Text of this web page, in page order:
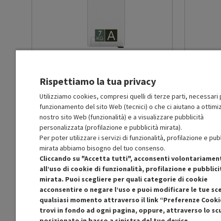
Classe efficienza centrifuga
Capacità di carico lavaggio
max (Kg)
6
Consumo energetico 60° pieno
carico (kWh)
0.42
Consumo energetico modo
'left-on' (W)
0.5
Consumo energetico modo
spento (W)
0.5
BUONO
R: Confezione non originale integra
O : Accessori principali presenti
: Estetica prodotto buona
N: Prodotto funzionante
Prodotto Nuovo 898.57 -15%
Ricondizionato 763.78
Aggiungi al carrello
R :
O:
Rispettiamo la tua privacy
Utilizziamo cookies, compresi quelli di terze parti, necessari
funzionamento del sito Web (tecnici) o che ci aiutano a
nostro sito Web (funzionalità) e a visualizzare pubblicità
personalizzata (profilazione e pubblicità mirata).
Per poter utilizzare i servizi di funzionalità, profilazione e
mirata abbiamo bisogno del tuo consenso.
Cliccando su "Accetta tutti", acconsenti
all’uso di cookie di funzionalità, profilazione e
mirata. Puoi scegliere per quali categorie di cookie
acconsentire o negare l’uso e puoi modificare le tue
qualsiasi momento attraverso il link “Preferenze
trovi in fondo ad ogni pagina, oppure, attraverso lo